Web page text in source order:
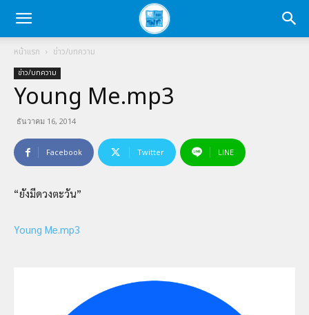
หน้าแรก ข่าว/บทความ
ข่าว/บทความ
Young Me.mp3
ธันวาคม 16, 2014
Facebook Twitter LINE
“ยังมีดวงตะวัน”
Young Me.mp3